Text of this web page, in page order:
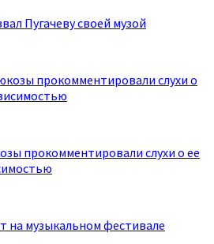
Пугачеву своей музой
прокомментировали слухи о ее